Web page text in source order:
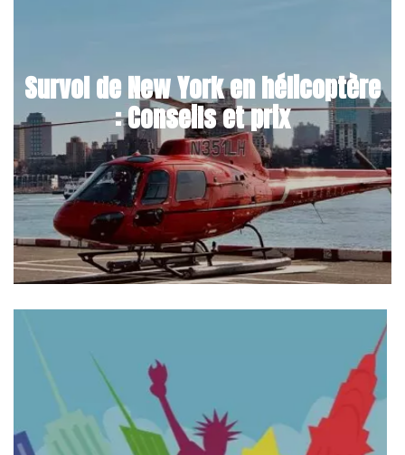
Survol de New York en hélicoptère
: Conseils et prix